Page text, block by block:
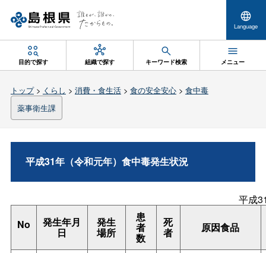
Language
目的で探す 組織で探す キーワード検索 メニュー
トップ> くらし > 消費・食生活> 食の安全安心> 食中毒
薬事衛生課
平成31年（令和元年）食中毒発生状況
平成
No
発生年月
日
発生
場所
患
者
数
死
者 原因食品